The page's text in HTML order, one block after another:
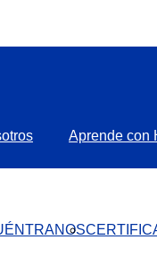
Aprende con